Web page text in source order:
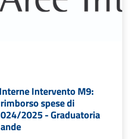
Intervento M9:
spese di
2025 - Graduatoria